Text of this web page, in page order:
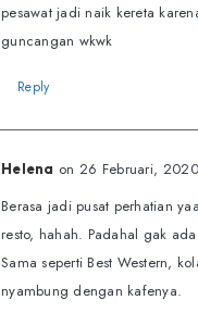
pesawat jadi naik kereta
guncangan wkwk
Reply
Helena on 26 Februari, 2020
Berasa jadi pusat perhatian
resto, hahah. Padahal gak
Sama seperti Best Western,
nyambung dengan kafenya.